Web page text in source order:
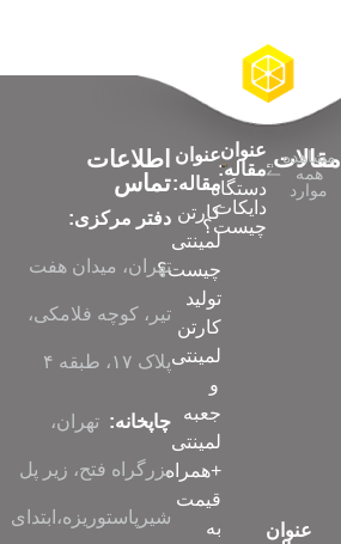
مقالات
مشاهده
همه
موارد
عنوان
عنوان
مقاله:
دستگاه
دایکات
چیست؟
عنوان
مقاله:
کارتن
لمینتی
چیست؟
تولید
کارتن
لمینتی
و
جعبه
لمینتی
+همراه
قیمت
به
اطلاعات
تماس
دفتر مرکزی:
تهران، میدان هفت
تیر، کوچه فلامکی،
پلاک ۱۷، طبقه ۴
چاپخانه: تهران،
بزرگراه فتح، زیر پل
شیرپاستوریزه،ابتدای